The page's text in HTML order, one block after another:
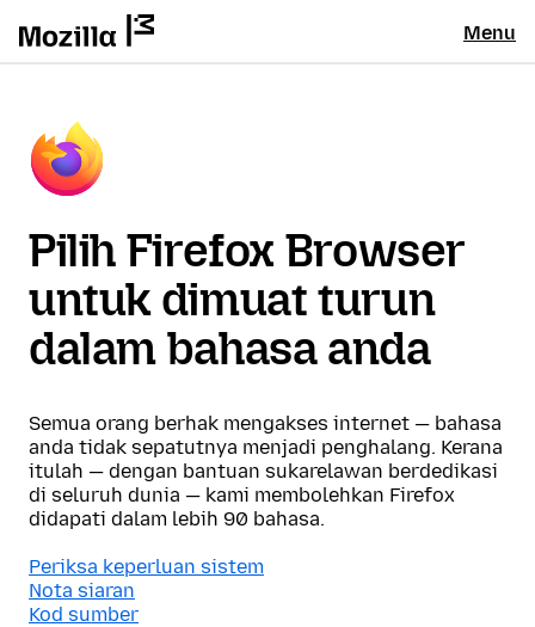
Menu
Pilih Firefox Browser
untuk dimuat turun
dalam bahasa anda
Semua orang berhak mengakses internet — bahasa
anda tidak sepatutnya menjadi penghalang. Kerana
itulah — dengan bantuan sukarelawan berdedikasi
di seluruh dunia — kami membolehkan Firefox
didapati dalam lebih 90 bahasa.
Periksa keperluan sistem
Nota siaran
Kod sumber